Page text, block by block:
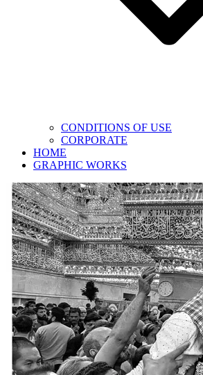
CONDITIONS OF USE
CORPORATE
HOME
GRAPHIC WORKS